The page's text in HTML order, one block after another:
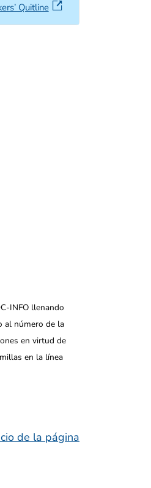
Quitlineexternal icon
INFO llenando
al número de la
en virtud de
en la línea
de la página